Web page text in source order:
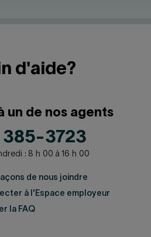
d'aide?
un de nos agents
385-3723
: 8 h 00 à 16 h 00
de nous joindre
à l'Espace employeur
la FAQ